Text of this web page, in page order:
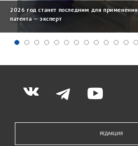
2026 год станет последним для применения
патента — эксперт
РЕДАКЦИЯ